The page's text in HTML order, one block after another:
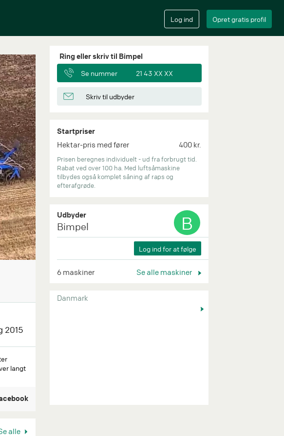
2015
langt
alle
Ring eller skriv til Bimpel
Se nummer 21 43 XX XX
Skriv til udbyder
Startpriser
Hektar-pris med fører
400 kr.
Prisen beregnes individuelt - ud fra forbrugt tid.
Rabat ved over 100 ha. Med luftsåmaskine
tilbydes også komplet såning af raps og
efterafgrøde.
Udbyder
Bimpel B
6 maskiner Se alle maskiner
Danmark